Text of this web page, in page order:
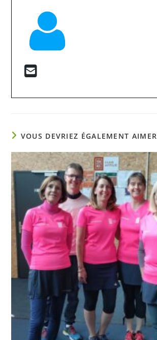
VOUS DEVRIEZ ÉGALEMENT AIMER